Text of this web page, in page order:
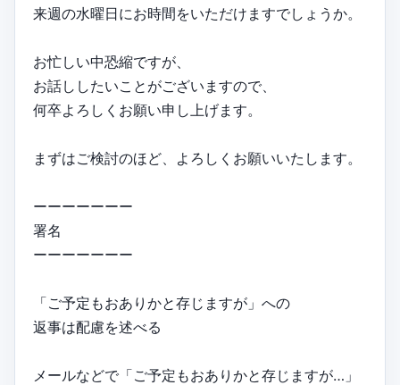
来週の水曜日にお時間をいただけますでしょうか。
お忙しい中恐縮ですが、
お話ししたいことがございますので、
何卒よろしくお願い申し上げます。
まずはご検討のほど、よろしくお願いいたします。
ーーーーーーー
署名
ーーーーーーー
「ご予定もおありかと存じますが」への
返事は配慮を述べる
メールなどで「ご予定もおありかと存じますが…」